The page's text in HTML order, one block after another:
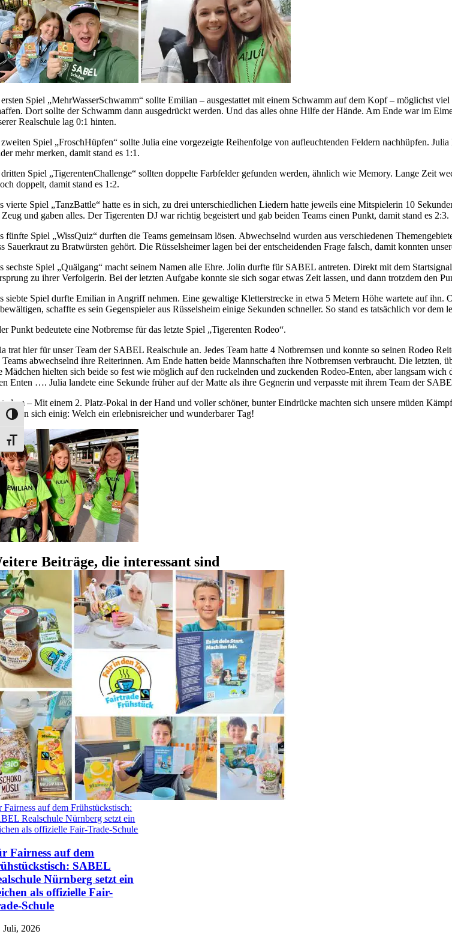
Umschalten auf hohe Kontraste
Schrift vergrößern
Spiel „MehrWasserSchwamm“ sollte Emilian – ausgestattet mit einem Schwamm auf dem Kopf – möglichst
Dort sollte der Schwamm dann ausgedrückt werden. Und das alles ohne Hilfe der Hände. Am Ende war im
Realschule lag 0:1 hinten.
Spiel „FroschHüpfen“ sollte Julia eine vorgezeigte Reihenfolge von aufleuchtenden Feldern nachhüpfen.
mehr merken, damit stand es 1:1.
Spiel „TigerentenChallenge“ sollten doppelte Farbfelder gefunden werden, ähnlich wie Memory. Lange Zeit
doppelt, damit stand es 1:2.
vierte Spiel „TanzBattle“ hatte es in sich, zu drei unterschiedlichen Liedern hatte jeweils eine Mitspielerin 10
Zeug und gaben alles. Der Tigerenten DJ war richtig begeistert und gab beiden Teams einen Punkt, damit stand es 2:3.
fünfte Spiel „WissQuiz“ durften die Teams gemeinsam lösen. Abwechselnd wurden aus verschiedenen
Sauerkraut zu Bratwürsten gehört. Die Rüsselsheimer lagen bei der entscheidenden Frage falsch, damit konnten
sechste Spiel „Quälgang“ macht seinem Namen alle Ehre. Jolin durfte für SABEL antreten. Direkt mit dem
zu ihrer Verfolgerin. Bei der letzten Aufgabe konnte sie sich sogar etwas Zeit lassen, und dann trotzdem den
siebte Spiel durfte Emilian in Angriff nehmen. Eine gewaltige Kletterstrecke in etwa 5 Metern Höhe wartete auf ihn.
schaffte es sein Gegenspieler aus Rüsselsheim einige Sekunden schneller. So stand es tatsächlich vor dem
Punkt bedeutete eine Notbremse für das letzte Spiel „Tigerenten Rodeo“.
trat hier für unser Team der SABEL Realschule an. Jedes Team hatte 4 Notbremsen und konnte so seinen Rodeo
Teams abwechselnd ihre Reiterinnen. Am Ende hatten beide Mannschaften ihre Notbremsen verbraucht. Die letzten,
Mädchen hielten sich beide so fest wie möglich auf den ruckelnden und zuckenden Rodeo-Enten, aber langsam
Enten …. Julia landete eine Sekunde früher auf der Matte als ihre Gegnerin und verpasste mit ihrem Team der
– Mit einem 2. Platz-Pokal in der Hand und voller schöner, bunter Eindrücke machten sich unsere müden
waren sich einig: Welch ein erlebnisreicher und wunderbarer Tag!
Beiträge, die interessant sind
Fairness auf dem Frühstückstisch:
Realschule Nürnberg setzt ein
als offizielle Fair-Trade-Schule
Fairness auf dem
SABEL
Nürnberg setzt ein
als offizielle Fair-
Schule
Juli, 2026